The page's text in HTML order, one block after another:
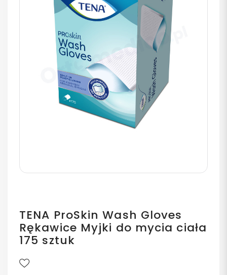
TENA ProSkin Wash Gloves
Rękawice Myjki do mycia ciała
175 sztuk